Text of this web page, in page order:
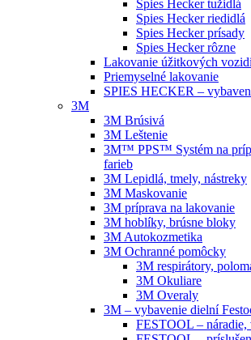
Spies Hecker tužidlá
Spies Hecker riedidlá
Spies Hecker prísady
Spies Hecker rôzne
Lakovanie úžitkových
Priemyselné lakovanie
SPIES HECKER –
3M
3M Brúsivá
3M Leštenie
3M™ PPS™ Systém na
farieb
3M Lepidlá, tmely, nástreky
3M Maskovanie
3M príprava na lakovanie
3M hoblíky, brúsne bloky
3M Autokozmetika
3M Ochranné pomôcky
3M respirátory,
3M Okuliare
3M Overaly
3M – vybavenie dielní
FESTOOL –